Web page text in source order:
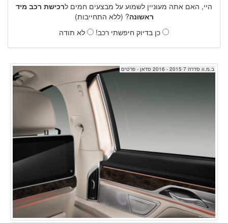
היי, האם אתה מעוניין לשמוע על מבצעים חמים לרכישת רכב מיד
ראשונה? (ללא התחייבות)
כן בדיוק חיפשתי רכב!
לא תודה
ב.מ.וו סדרה 7 2015 - 2016 סדאן - פרטים